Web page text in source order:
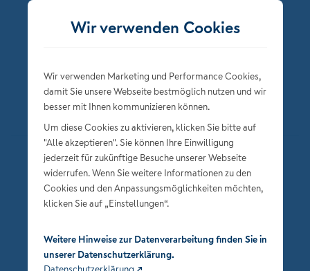
Folgen Sie der NÜRNBERGER
Datenschutz
Impressum
Privatsphäre-Einstellungen
Wir verwenden Cookies
Wir verwenden Marketing und Performance Cookies,
damit Sie unsere Webseite bestmöglich nutzen und wir
besser mit Ihnen kommunizieren können.
Um diese Cookies zu aktivieren, klicken Sie bitte auf
"Alle akzeptieren". Sie können Ihre Einwilligung
jederzeit für zukünftige Besuche unserer Webseite
widerrufen. Wenn Sie weitere Informationen zu den
Cookies und den Anpassungsmöglichkeiten möchten,
klicken Sie auf „Einstellungen“.
Weitere Hinweise zur Datenverarbeitung finden Sie in
unserer Datenschutzerklärung.